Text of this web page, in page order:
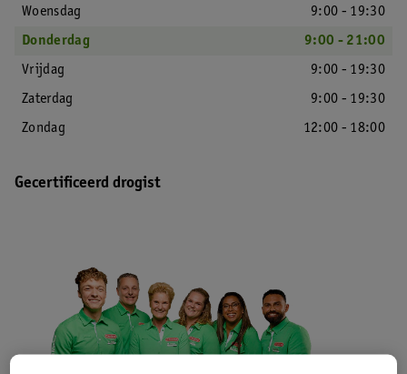
Woensdag
9:00 - 19:30
Donderdag
9:00 - 21:00
Vrijdag
9:00 - 19:30
Zaterdag
9:00 - 19:30
Zondag
12:00 - 18:00
Gecertificeerd drogist